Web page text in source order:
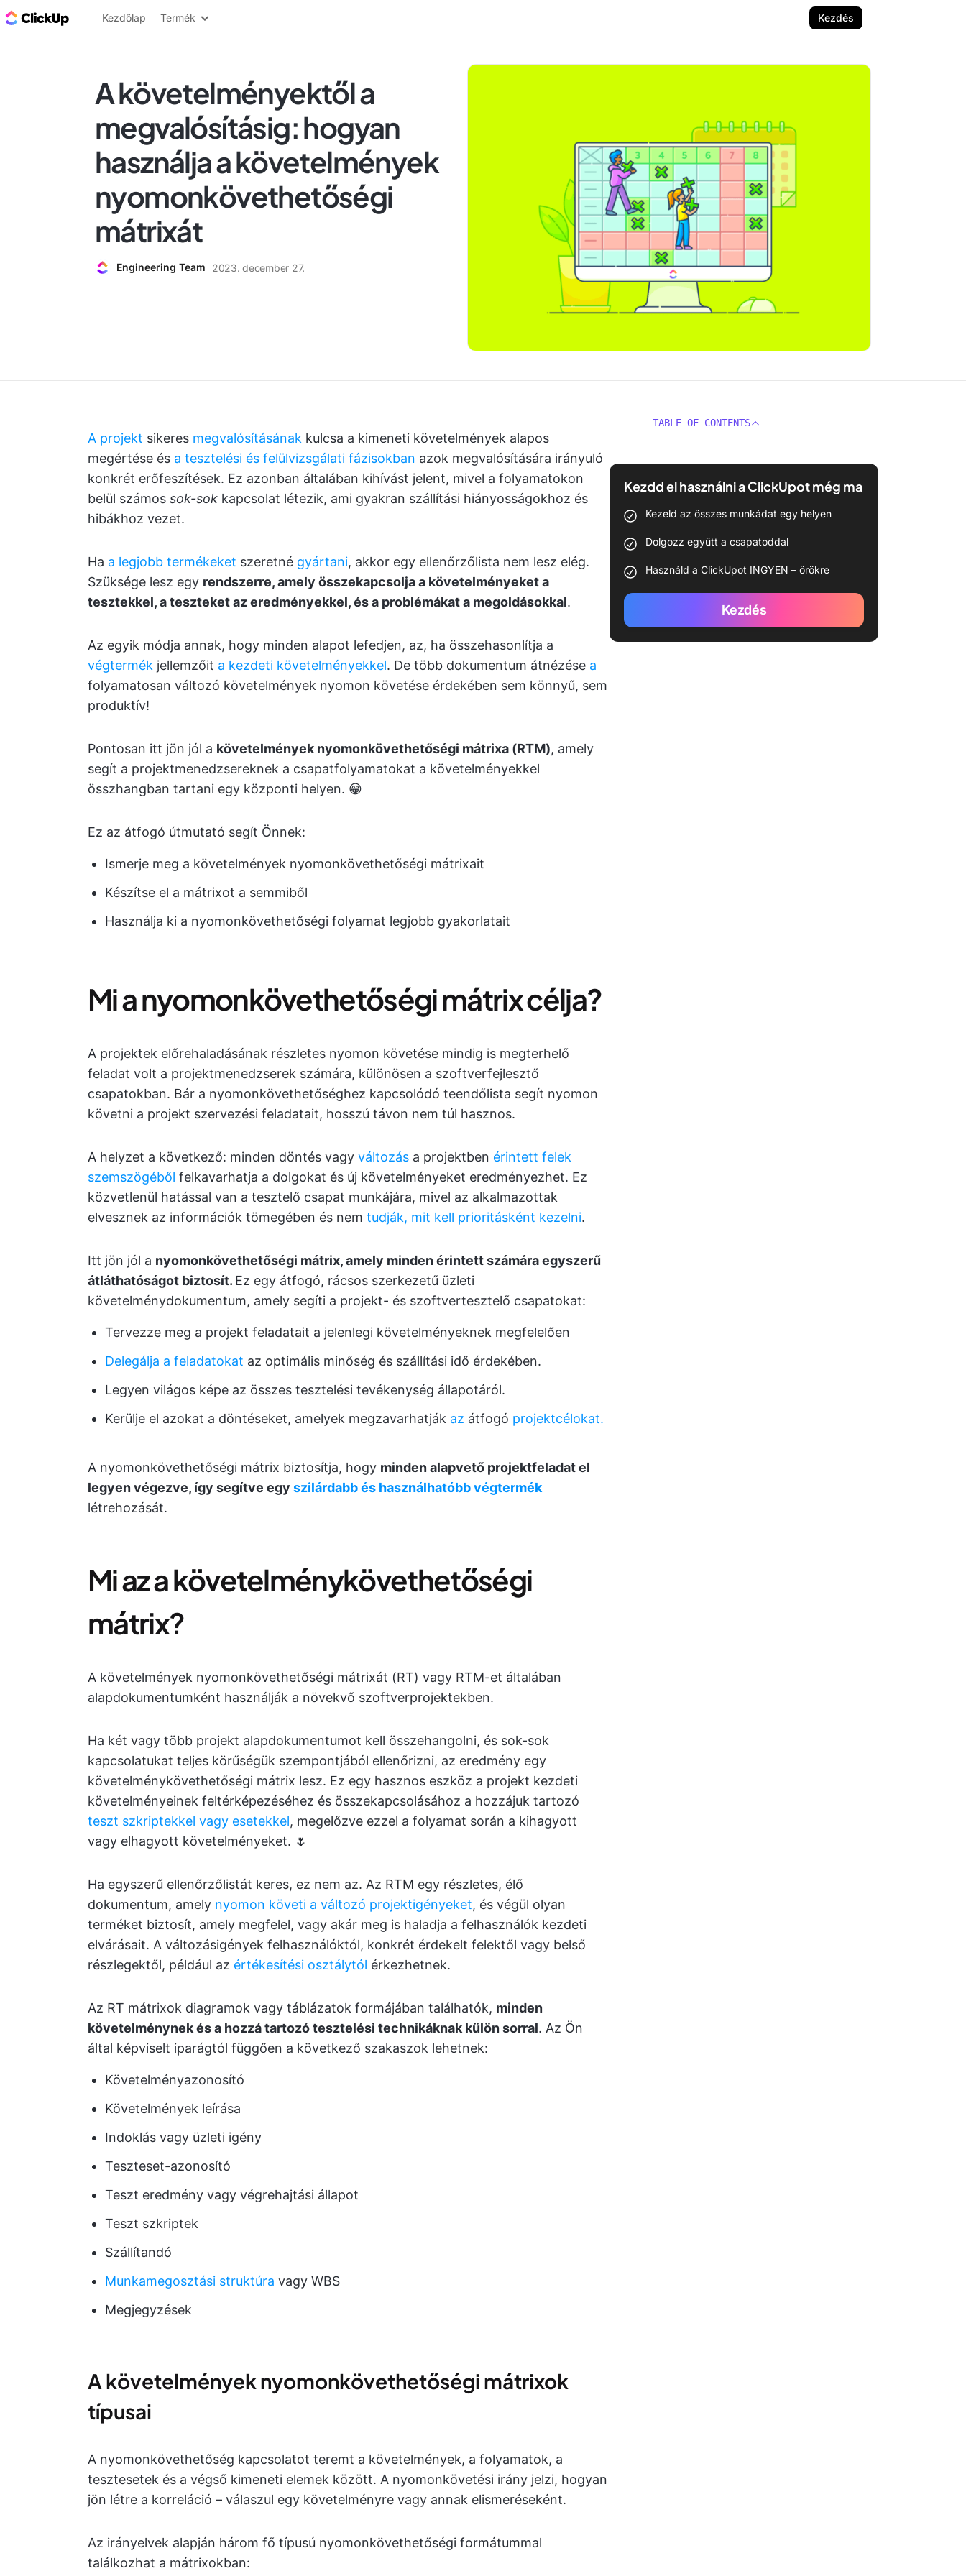
ClickUp blog
Kezdőlap Termék Kezdés
A követelményektől a
megvalósításig: hogyan
használja a követelmények
nyomonkövethetőségi
mátrixát
Engineering Team 2023. december 27.
A projekt sikeres megvalósításának kulcsa a kimeneti követelmények alapos
megértése és a tesztelési és felülvizsgálati fázisokban azok megvalósítására irányuló
konkrét erőfeszítések. Ez azonban általában kihívást jelent, mivel a folyamatokon
belül számos sok-sok kapcsolat létezik, ami gyakran szállítási hiányosságokhoz és
hibákhoz vezet.
Ha a legjobb termékeket szeretné gyártani, akkor egy ellenőrzőlista nem lesz elég.
Szüksége lesz egy rendszerre, amely összekapcsolja a követelményeket a
tesztekkel, a teszteket az eredményekkel, és a problémákat a megoldásokkal.
Az egyik módja annak, hogy minden alapot lefedjen, az, ha összehasonlítja a
végtermék jellemzőit a kezdeti követelményekkel. De több dokumentum átnézése a
folyamatosan változó követelmények nyomon követése érdekében sem könnyű, sem
produktív!
Pontosan itt jön jól a követelmények nyomonkövethetőségi mátrixa (RTM), amely
segít a projektmenedzsereknek a csapatfolyamatokat a követelményekkel
összhangban tartani egy központi helyen. 😁
Ez az átfogó útmutató segít Önnek:
Ismerje meg a követelmények nyomonkövethetőségi mátrixait
Készítse el a mátrixot a semmiből
Használja ki a nyomonkövethetőségi folyamat legjobb gyakorlatait
Mi a nyomonkövethetőségi mátrix célja?
A projektek előrehaladásának részletes nyomon követése mindig is megterhelő
feladat volt a projektmenedzserek számára, különösen a szoftverfejlesztő
csapatokban. Bár a nyomonkövethetőséghez kapcsolódó teendőlista segít nyomon
követni a projekt szervezési feladatait, hosszú távon nem túl hasznos.
A helyzet a következő: minden döntés vagy változás a projektben érintett felek
szemszögéből felkavarhatja a dolgokat és új követelményeket eredményezhet. Ez
közvetlenül hatással van a tesztelő csapat munkájára, mivel az alkalmazottak
elvesznek az információk tömegében és nem tudják, mit kell prioritásként kezelni.
Itt jön jól a nyomonkövethetőségi mátrix, amely minden érintett számára egyszerű
átláthatóságot biztosít. Ez egy átfogó, rácsos szerkezetű üzleti
követelménydokumentum, amely segíti a projekt- és szoftvertesztelő csapatokat:
Tervezze meg a projekt feladatait a jelenlegi követelményeknek megfelelően
Delegálja a feladatokat az optimális minőség és szállítási idő érdekében.
Legyen világos képe az összes tesztelési tevékenység állapotáról.
Kerülje el azokat a döntéseket, amelyek megzavarhatják az átfogó projektcélokat.
A nyomonkövethetőségi mátrix biztosítja, hogy minden alapvető projektfeladat el
legyen végezve, így segítve egy szilárdabb és használhatóbb végtermék
létrehozását.
Mi az a követelménykövethetőségi
mátrix?
A követelmények nyomonkövethetőségi mátrixát (RT) vagy RTM-et általában
alapdokumentumként használják a növekvő szoftverprojektekben.
Ha két vagy több projekt alapdokumentumot kell összehangolni, és sok-sok
kapcsolatukat teljes körűségük szempontjából ellenőrizni, az eredmény egy
követelménykövethetőségi mátrix lesz. Ez egy hasznos eszköz a projekt kezdeti
követelményeinek feltérképezéséhez és összekapcsolásához a hozzájuk tartozó
teszt szkriptekkel vagy esetekkel, megelőzve ezzel a folyamat során a kihagyott
vagy elhagyott követelményeket. 🌷
Ha egyszerű ellenőrzőlistát keres, ez nem az. Az RTM egy részletes, élő
dokumentum, amely nyomon követi a változó projektigényeket, és végül olyan
terméket biztosít, amely megfelel, vagy akár meg is haladja a felhasználók kezdeti
elvárásait. A változásigények felhasználóktól, konkrét érdekelt felektől vagy belső
részlegektől, például az értékesítési osztálytól érkezhetnek.
Az RT mátrixok diagramok vagy táblázatok formájában találhatók, minden
követelménynek és a hozzá tartozó tesztelési technikáknak külön sorral. Az Ön
által képviselt iparágtól függően a következő szakaszok lehetnek:
Követelményazonosító
Követelmények leírása
Indoklás vagy üzleti igény
Teszteset-azonosító
Teszt eredmény vagy végrehajtási állapot
Teszt szkriptek
Szállítandó
Munkamegosztási struktúra vagy WBS
Megjegyzések
A követelmények nyomonkövethetőségi mátrixok
típusai
A nyomonkövethetőség kapcsolatot teremt a követelmények, a folyamatok, a
tesztesetek és a végső kimeneti elemek között. A nyomonkövetési irány jelzi, hogyan
jön létre a korreláció – válaszul egy követelményre vagy annak elismeréseként.
Az irányelvek alapján három fő típusú nyomonkövethetőségi formátummal
találkozhat a mátrixokban:
TABLE OF CONTENTS
Kezdd el használni a ClickUpot még ma
Kezeld az összes munkádat egy helyen
Dolgozz együtt a csapatoddal
Használd a ClickUpot INGYEN – örökre
Kezdés